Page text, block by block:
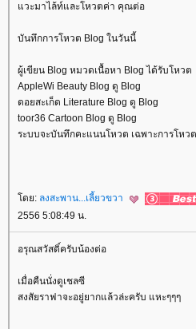
วะมาไล้ท์และโหวตค่า คุณต่อ
บันทึกการโหวต Blog ในวันนี้
ผู้เขียน Blog หมวดเนื้อหา Blog ได้รับโหวต
AppleWi Beauty Blog ดู Blog
ดอยสะเก็ด Literature Blog ดู Blog
toor36 Cartoon Blog ดู Blog
ระบบจะบันทึกคะแนนโหวต เฉพาะการโหว
ดย: ลงสะพาน...เลี้ยวขวา
2556 5:08:49 น.
อรุณสวัสดิ์ครับน้องต่อ
เมื่อคืนนั่งดูเชลซี
สงสัยราฟาจะอยู่ยากแล้วล่ะครับ แหะๆๆๆ